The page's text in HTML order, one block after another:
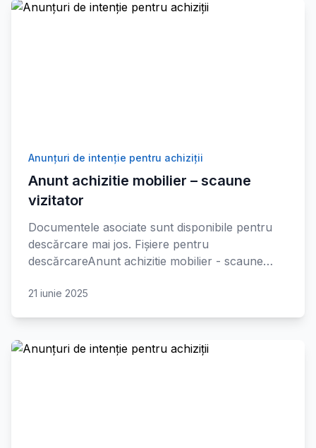
Anunțuri de intenție pentru achiziții
Anunt achizitie mobilier – scaune
vizitator
Documentele asociate sunt disponibile pentru
descărcare mai jos. Fișiere pentru
descărcareAnunt achizitie mobilier - scaune…
21 iunie 2025